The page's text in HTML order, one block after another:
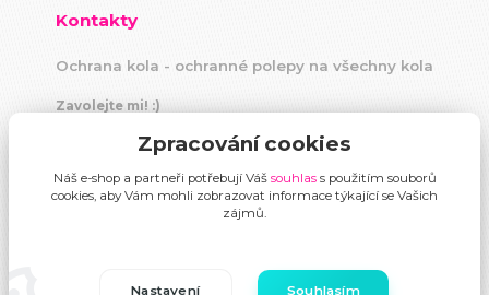
Kontakty
Ochrana kola - ochranné polepy na všechny kola
Zavolejte mi! :)
(Po-Pá, 9 -18 hod)
info@ochranakola.cz
Zpracování cookies
Náš e-shop a partneři potřebují Váš souhlass použitím souborů
cookies, aby Vám mohli zobrazovat informace týkající se Vašich
zájmů.
Nastavení Souhlasím